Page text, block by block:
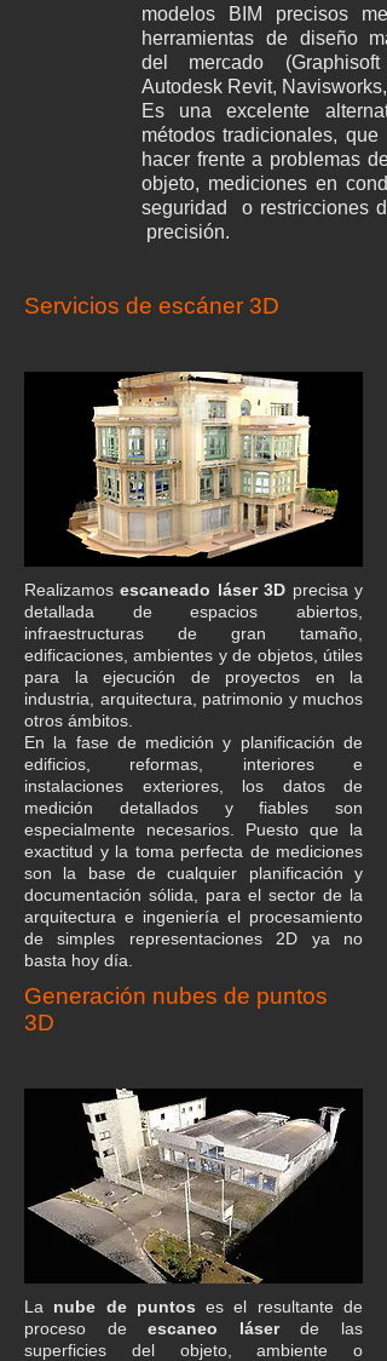
modelos BIM precisos
herramientas de diseño
del mercado (Graphisoft
Autodesk Revit, Navisworks,
Es una excelente
métodos tradicionales, que
hacer frente a problemas
objeto, mediciones en
seguridad o restricciones
precisión.
Servicios de escáner 3D
Realizamosescaneado láser 3D precisa y
detallada de espacios abiertos,
infraestructuras de gran tamaño,
edificaciones, ambientes y de objetos, útiles
para la ejecución de proyectos en la
industria, arquitectura, patrimonio y muchos
otros ámbitos.
En la fase de medición y planificación de
edificios, reformas, interiores e
instalaciones exteriores, los datos de
medición detallados y fiables son
especialmente necesarios. Puesto que la
exactitud y la toma perfecta de mediciones
son la base de cualquier planificación y
documentación sólida, para el sector de la
arquitectura e ingeniería el procesamiento
de simples representaciones 2D ya no
basta hoy día.
Generación nubes de puntos
3D
La nube de puntoses el resultante de
proceso de escaneo láserde las
superficies del objeto, ambiente o